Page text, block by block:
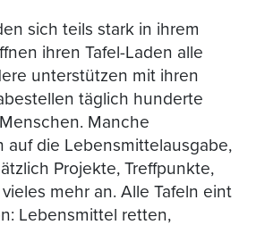
sich teils stark in ihrem
ihren Tafel-Laden alle
unterstützen mit ihren
täglich hunderte
Manche
auf die Lebensmittelausgabe,
Projekte, Treffpunkte,
mehr an. Alle Tafeln eint
Lebensmittel retten,